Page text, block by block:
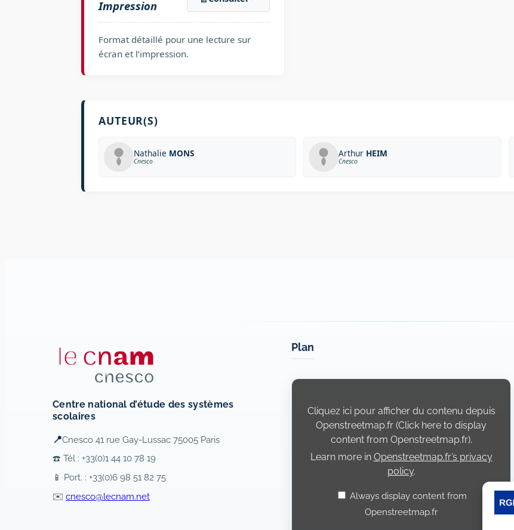
Impression
Format détaillé pour une lecture sur
écran et l’impression.
AUTEUR(S)
Nathalie MONS
Cnesco
Arthur HEIM
Cnesco
Centre national d’étude des systèmes
scolaires
📍Cnesco 41 rue Gay-Lussac 75005 Paris
☎️ Tél : +33(0)1 44 10 78 19
📱 Port. : +33(0)6 98 51 82 75
✉️ cnesco@lecnam.net
Plan
Display
Openstreetmap.fr
Cliquez ici pour afficher du contenu depuis
Openstreetmap.fr (Click here to display
content from Openstreetmap.fr).
Learn more in Openstreetmap.fr’s privacy
policy.
Always display content from
Openstreetmap.fr